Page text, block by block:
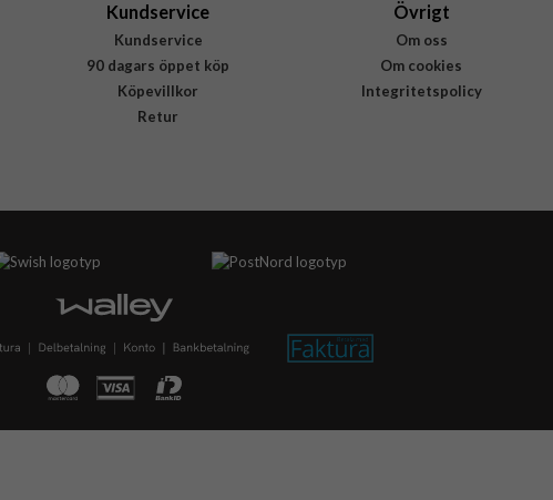
Kundservice
Kundservice
90 dagars öppet köp
Köpevillkor
Retur
Övrigt
Om oss
Om cookies
Integritetspolicy